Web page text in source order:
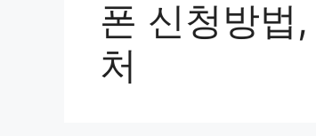
폰 신청방법
처